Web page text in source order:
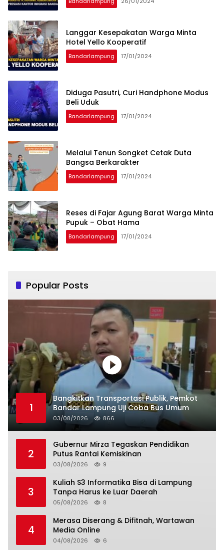
Langgar Kesepakatan Warga Minta
Hotel Yello Kooperatif
Bandarlampung 17/01/2024
Diduga Pasutri, Curi Handphone Modus
Beli Uduk
Bandarlampung 17/01/2024
Melalui Tenun Songket Cetak Duta
Bangsa Berkarakter
Bandarlampung 17/01/2024
Reses di Fajar Agung Barat Warga Minta
Pupuk – Obat Hama
Bandarlampung 17/01/2024
Popular Posts
1
Bangkitkan Transportasi Publik, Pemkot
Bandar Lampung Uji Coba Bus Umum
03/08/2026 866
2
Gubernur Mirza Tegaskan Pendidikan
Putus Rantai Kemiskinan
03/08/2026 9
3
Kuliah S3 Informatika Bisa di Lampung
Tanpa Harus ke Luar Daerah
05/08/2026 8
4
Merasa Diserang & Difitnah, Wartawan
Media Online
04/08/2026 6